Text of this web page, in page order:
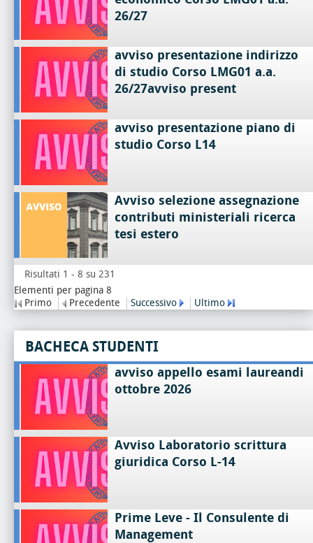
26/27
avviso presentazione indirizzo
di studio Corso LMG01 a.a.
26/27avviso present
avviso presentazione piano di
studio Corso L14
Avviso selezione assegnazione
contributi ministeriali ricerca
tesi estero
Risultati 1 - 8 su 231
Elementi per pagina 8
Primo
Precedente Successivo Ultimo
BACHECA STUDENTI
avviso appello esami laureandi
ottobre 2026
Avviso Laboratorio scrittura
giuridica Corso L-14
Prime Leve - Il Consulente di
Management